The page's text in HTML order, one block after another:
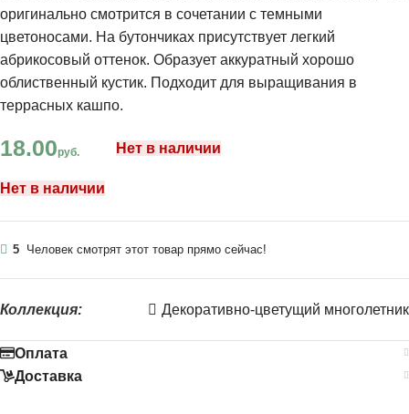
оригинально смотрится в сочетании с темными
цветоносами. На бутончиках присутствует легкий
абрикосовый оттенок. Образует аккуратный хорошо
облиственный кустик. Подходит для выращивания в
террасных кашпо.
18.00руб. Нет в наличии
Нет в наличии
5 Человек смотрят этот товар прямо сейчас!
Коллекция: Декоративно-цветущий многолетник
Оплата
Доставка